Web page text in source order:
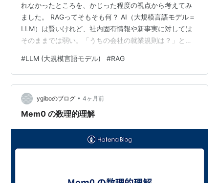
れなかったところを、かじった程度の視点から考えてみ
ました。 RAGってそもそも何？ AI（大規模言語モデル＝
LLM）は賢いけれど、社内固有情報や新事実に対しては
そのままでは弱い。「うちの会社の就業規則は？」と聞
Chatサービスでは答えられますが…🫠）。 そこで考えら
れたのがRAG（Retrieval-Augmented Generation 検索拡
張生成）という仕組みです。AIに質問する前に、手元の
データベースから関連情報を「検索」して、それをAIに
渡して回答させる。つまり「カンニングペーパー付…
#LLM (大規模言語モデル) #RAG
ygiboのブログ • 4ヶ月前
Mem0 の数理的理解